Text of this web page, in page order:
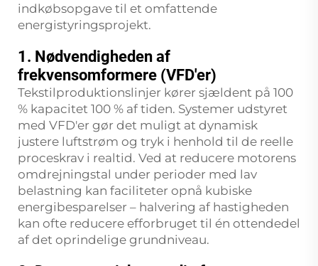
indkøbsopgave til et omfattende
energistyringsprojekt.
1. Nødvendigheden af
frekvensomformere (VFD'er)
Tekstilproduktionslinjer kører sjældent på 100
% kapacitet 100 % af tiden. Systemer udstyret
med VFD'er gør det muligt at dynamisk
justere luftstrøm og tryk i henhold til de reelle
proceskrav i realtid. Ved at reducere motorens
omdrejningstal under perioder med lav
belastning kan faciliteter opnå kubiske
energibesparelser – halvering af hastigheden
kan ofte reducere efforbruget til én ottendedel
af det oprindelige grundniveau.